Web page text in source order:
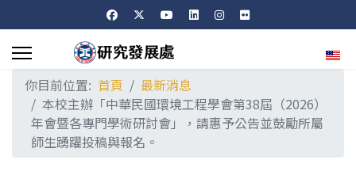
選擇
你目前位置: 首頁
最新消息
本校主辦「中華民國環境工程學會第38屆（2026）
年會暨各專門學術研討會」，請惠予公告並鼓勵所屬
師生踴躍投稿與報名。